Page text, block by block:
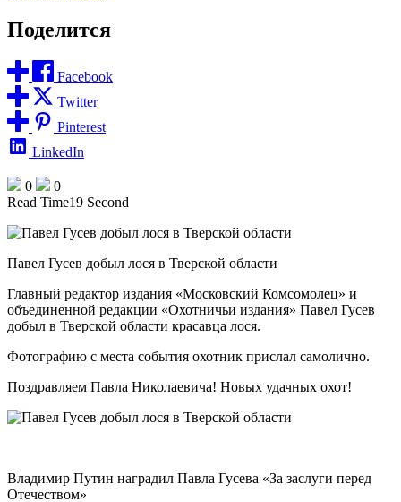
Поделится
Facebook
Twitter
Pinterest
LinkedIn
0
0
Read Time19 Second
Павел Гусев добыл лося в Тверской области
Главный редактор издания «Московский Комсомолец» и
объединенной редакции «Охотничьи издания» Павел Гусев
добыл в Тверской области красавца лося.
Фотографию с места события охотник прислал самолично.
Поздравляем Павла Николаевича! Новых удачных охот!
Владимир Путин наградил Павла Гусева «За заслуги перед
Отечеством»